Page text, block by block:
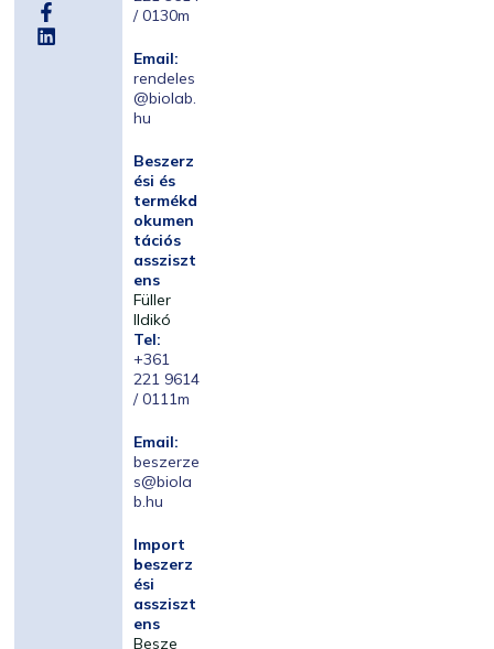
/ 0130m
Email:
rendeles
@biolab.
hu
Beszerz
ési és
termékd
okumen
tációs
assziszt
ens
Füller
Ildikó
Tel:
+361
221 9614
/ 0111m
Email:
beszerze
s@biola
b.hu
Import
beszerz
ési
assziszt
ens
Besze